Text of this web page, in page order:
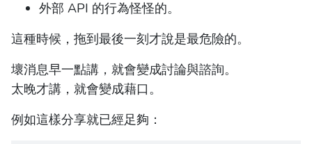
外部 API 的行為怪怪的。
這種時候，拖到最後一刻才說是最危險的。
壞消息早一點講，就會變成討論與諮詢。
太晚才講，就會變成藉口。
例如這樣分享就已經足夠：